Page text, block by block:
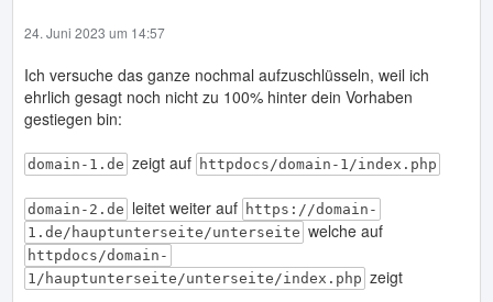
24. Juni 2023 um 14:57
Ich versuche das ganze nochmal aufzuschlüsseln, weil ich
ehrlich gesagt noch nicht zu 100% hinter dein Vorhaben
gestiegen bin:
domain-1.de zeigt auf httpdocs/domain-1/index.php
domain-2.de leitet weiter auf https://domain-
1.de/hauptunterseite/unterseite welche auf
httpdocs/domain-
1/hauptunterseite/unterseite/index.php zeigt